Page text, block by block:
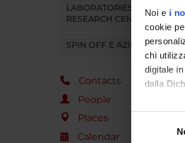
Noi e i
cookie
chi
digitale
dalla
Con il
LABORATORIES AND
RESEARCH CENTRES
SPIN OFF E AZIENDE
Contacts
People
Places
Calendar